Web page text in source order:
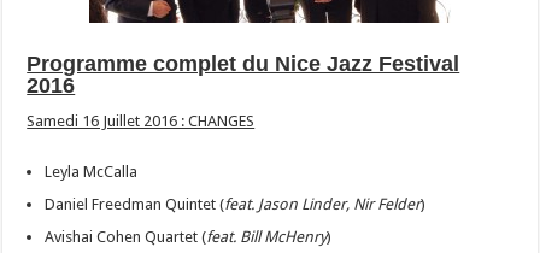
Programme complet du Nice Jazz Festival
2016
Samedi 16 Juillet 2016 : CHANGES
Leyla McCalla
Daniel Freedman Quintet (feat. Jason Linder, Nir Felder)
Avishai Cohen Quartet (feat. Bill McHenry)